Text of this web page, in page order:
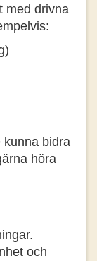
med drivna
kunna bidra
höra
och